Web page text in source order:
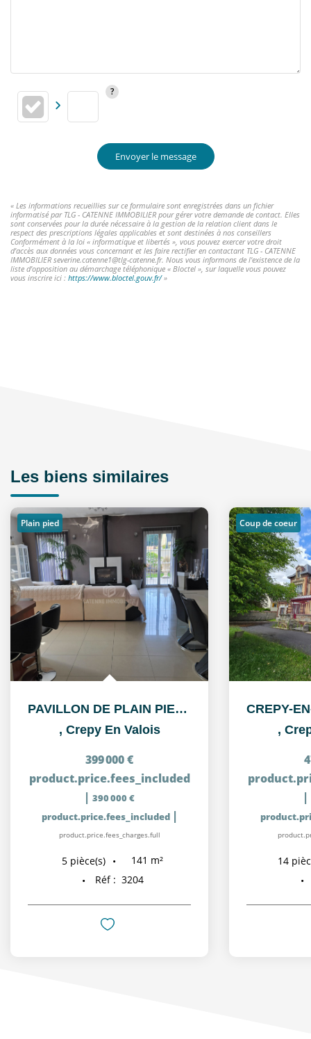
Envoyer le message
« Les informations recueillies sur ce formulaire sont enregistrées dans un fichier
informatisé par TLG - CATENNE IMMOBILIER pour gérer votre demande de contact. Elles
sont conservées pour la durée nécessaire à la gestion de la relation client dans le
respect des prescriptions légales applicables et sont destinées à nos conseillers
Conformément à la loi « informatique et libertés », vous pouvez exercer votre droit
d'accès aux données vous concernant et les faire rectifier en contactant TLG - CATENNE
IMMOBILIER severine.catenne1@tlg-catenne.fr. Nous vous informons de l'existence de la
liste d'opposition au démarchage téléphonique « Bloctel », sur laquelle vous pouvez
vous inscrire ici : https://www.bloctel.gouv.fr/»
Les biens similaires
Plain pied
PAVILLON DE PLAIN PIED RECENT, SITUE SUR L'AXE...
, Crepy En Valois
399 000 €
product.price.fees_included
| 390 000 €
product.price.fees_included |
product.price.fees_charges.full
5 pièce(s) 141 m²
Réf : 3204
Coup de coeur
,
|
14